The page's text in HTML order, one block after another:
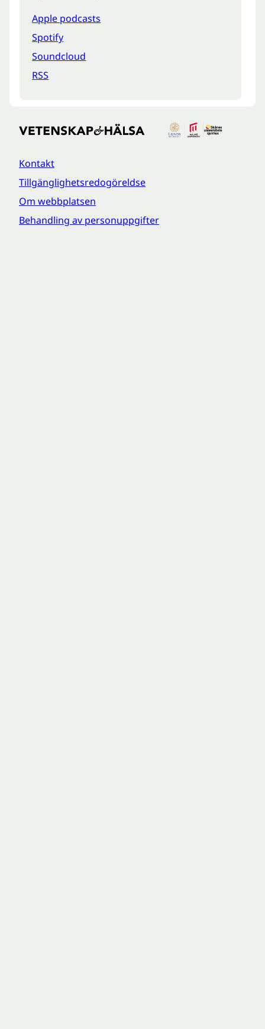
Apple podcasts
Spotify
Soundcloud
RSS
Kontakt
Tillgänglighetsredogöreldse
Om webbplatsen
Behandling av personuppgifter